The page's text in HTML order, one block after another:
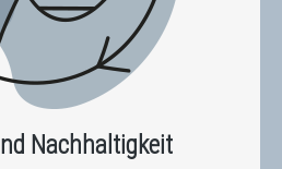
Nachhaltigkeit